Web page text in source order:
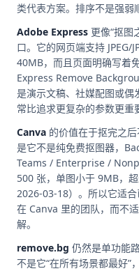
类代表方案。排序不是强弱
Adobe Express 更像“抠图
口。它的网页端支持 JPEG/
40MB，而且页面明确写着
Express Remove
是演示文稿、社媒配图或偶
常比追求更复杂的参数更重
Canva 的价值在于抠完之
是它不是纯免费抠图器，
Teams / Enterprise /
500 张，单图小于 9MB，
2026-03-18）。所以它适
在 Canva 里的团队，而不
解。
remove.bg 仍然是单功能
不是它“在所有场景都最好”